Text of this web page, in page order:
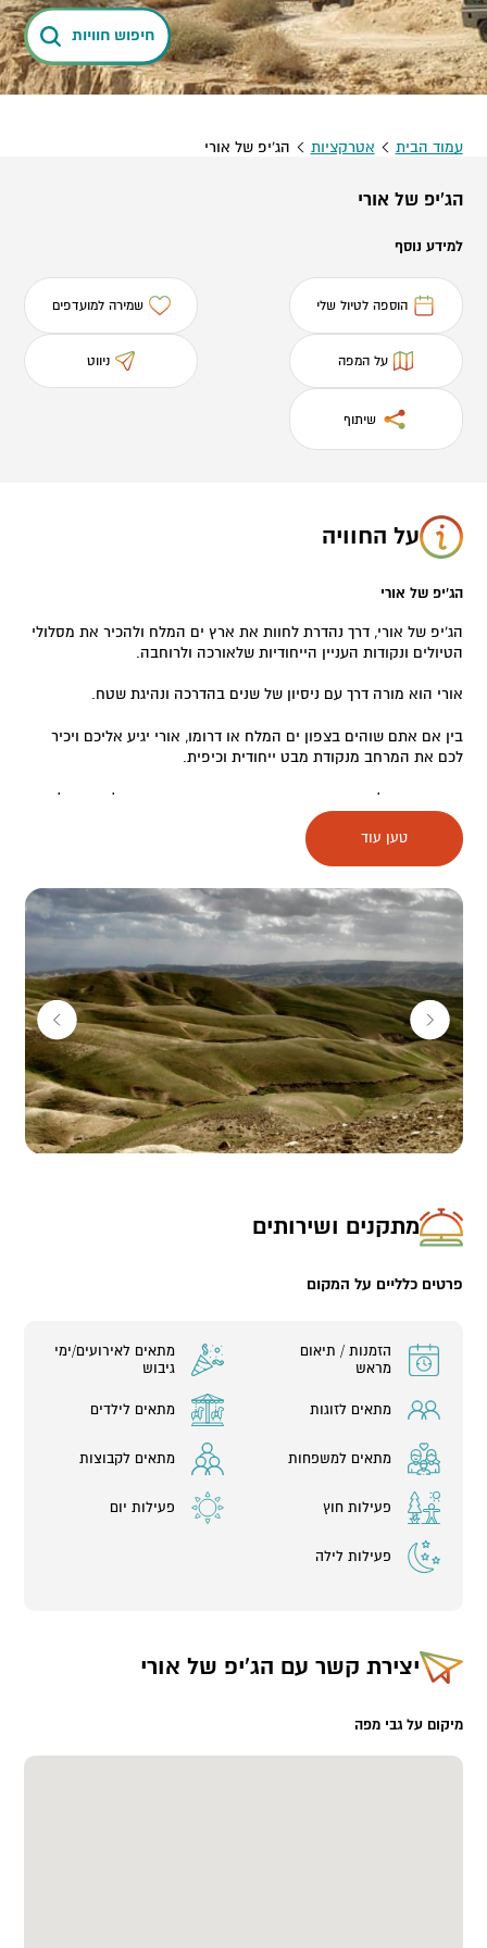
חיפוש חוויות
עמוד הבית אטרקציות הג'יפ של אורי
הג'יפ של אורי
למידע נוסף
הוספה לטיול שלי שמירה למועדפים
על המפה ניווט
שיתוף
על החוויה
הג'יפ של אורי
הג'יפ של אורי, דרך נהדרת לחוות את ארץ ים המלח ולהכיר את מסלולי
הטיולים ונקודות העניין הייחודיות שלאורכה ולרוחבה.
אורי הוא מורה דרך עם ניסיון של שנים בהדרכה ונהיגת שטח.
בין אם אתם שוהים בצפון ים המלח או דרומו, אורי יגיע אליכם ויכיר
לכם את המרחב מנקודת מבט ייחודית וכיפית.
בצפון ים המלח מציע אורי נגיעה בהיסטוריה העשירה של האזור לאורך
השנים דוגמת ביקור במערות נזירים מסתוריות וסיפורים על מפעל
האשלג הראשון וההתיישבות החלוצית.
אשת לוט, במסלולי החווארים המסעירים ועוד..
הנאה בדרך…
טען עוד
מתקנים ושירותים
פרטים כלליים על המקום
הזמנות / תיאום
מראש
מתאים לאירועים/ימי
גיבוש
מתאים לזוגות מתאים לילדים
מתאים למשפחות מתאים לקבוצות
פעילות חוץ פעילות יום
פעילות לילה
יצירת קשר עם הג'יפ של אורי
מיקום על גבי מפה